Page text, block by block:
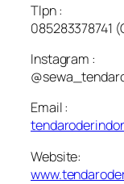
Tlpn :
085283378741
Instagram :
Email :
Website: